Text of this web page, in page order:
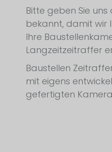
Bitte geben Sie
bekannt, damit wir
Ihre
Langzeitzeitraffer
Baustellen
mit eigens
gefertigten